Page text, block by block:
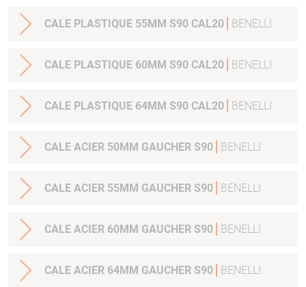
CALE PLASTIQUE 55MM S90 CAL20 BENELLI
CALE PLASTIQUE 60MM S90 CAL20 BENELLI
CALE PLASTIQUE 64MM S90 CAL20 BENELLI
CALE ACIER 50MM GAUCHER S90 BENELLI
CALE ACIER 55MM GAUCHER S90 BENELLI
CALE ACIER 60MM GAUCHER S90 BENELLI
CALE ACIER 64MM GAUCHER S90 BENELLI